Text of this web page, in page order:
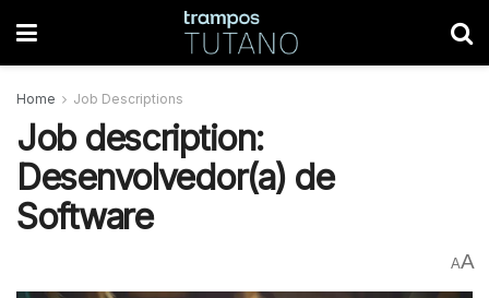
Home Job Descriptions
Job description:
Desenvolvedor(a) de
Software
AA